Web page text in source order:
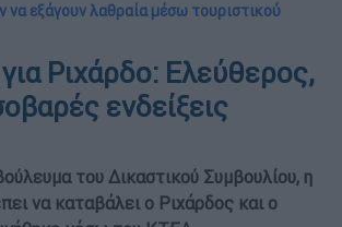
να εξάγουν λαθραία μέσω τουριστικού
Ριχάρδο: Ελεύθερος,
ενδείξεις
του Δικαστικού Συμβουλίου, η
να καταβάλει ο Ριχάρδος και ο